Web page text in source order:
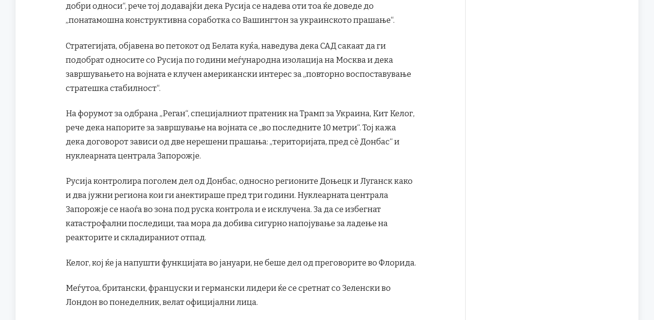
добри односи“, рече тој додавајќи дека Русија се надева оти тоа ќе доведе до
„понатамошна конструктивна соработка со Вашингтон за украинското прашање“.
Стратегијата, објавена во петокот од Белата куќа, наведува дека САД сакаат да ги
подобрат односите со Русија по години меѓународна изолација на Москва и дека
завршувањето на војната е клучен американски интерес за „повторно воспоставување
стратешка стабилност“.
На форумот за одбрана „Реган“, специјалниот пратеник на Трамп за Украина, Кит Келог,
рече дека напорите за завршување на војната се „во последните 10 метри“. Тој кажа
дека договорот зависи од две нерешени прашања: „територијата, пред сè Донбас“ и
нуклеарната централа Запорожје.
Русија контролира поголем дел од Донбас, односно регионите Доњецк и Луганск како
и два јужни региона кои ги анектираше пред три години. Нуклеарната централа
Запорожје се наоѓа во зона под руска контрола и е исклучена. За да се избегнат
катастрофални последици, таа мора да добива сигурно напојување за ладење на
реакторите и складираниот отпад.
Келог, кој ќе ја напушти функцијата во јануари, не беше дел од преговорите во Флорида.
Меѓутоа, британски, француски и германски лидери ќе се сретнат со Зеленски во
Лондон во понеделник, велат официјални лица.